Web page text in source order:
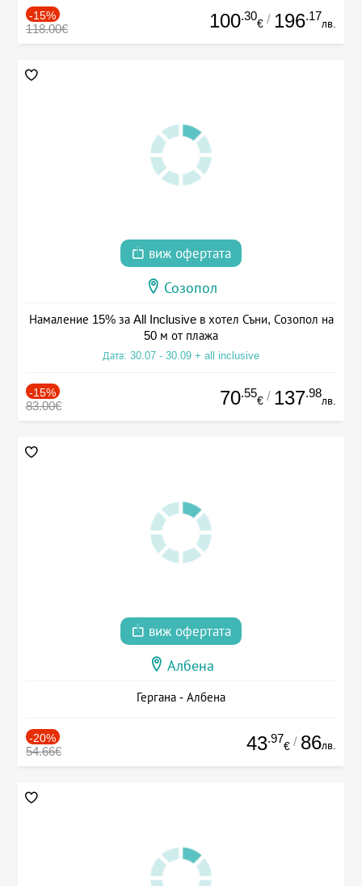
-15%
118.00€ 100.30
€ / 196.17
лв.
виж офертата
Созопол
Намаление 15% за All Inclusive в хотел Съни, Созопол на
50 м от плажа
Дата: 30.07 - 30.09 + all inclusive
-15%
83.00€ 70.55
€ / 137.98
лв.
виж офертата
Албена
Гергана - Албена
-20%
54.66€ 43.97
€ / 86лв.